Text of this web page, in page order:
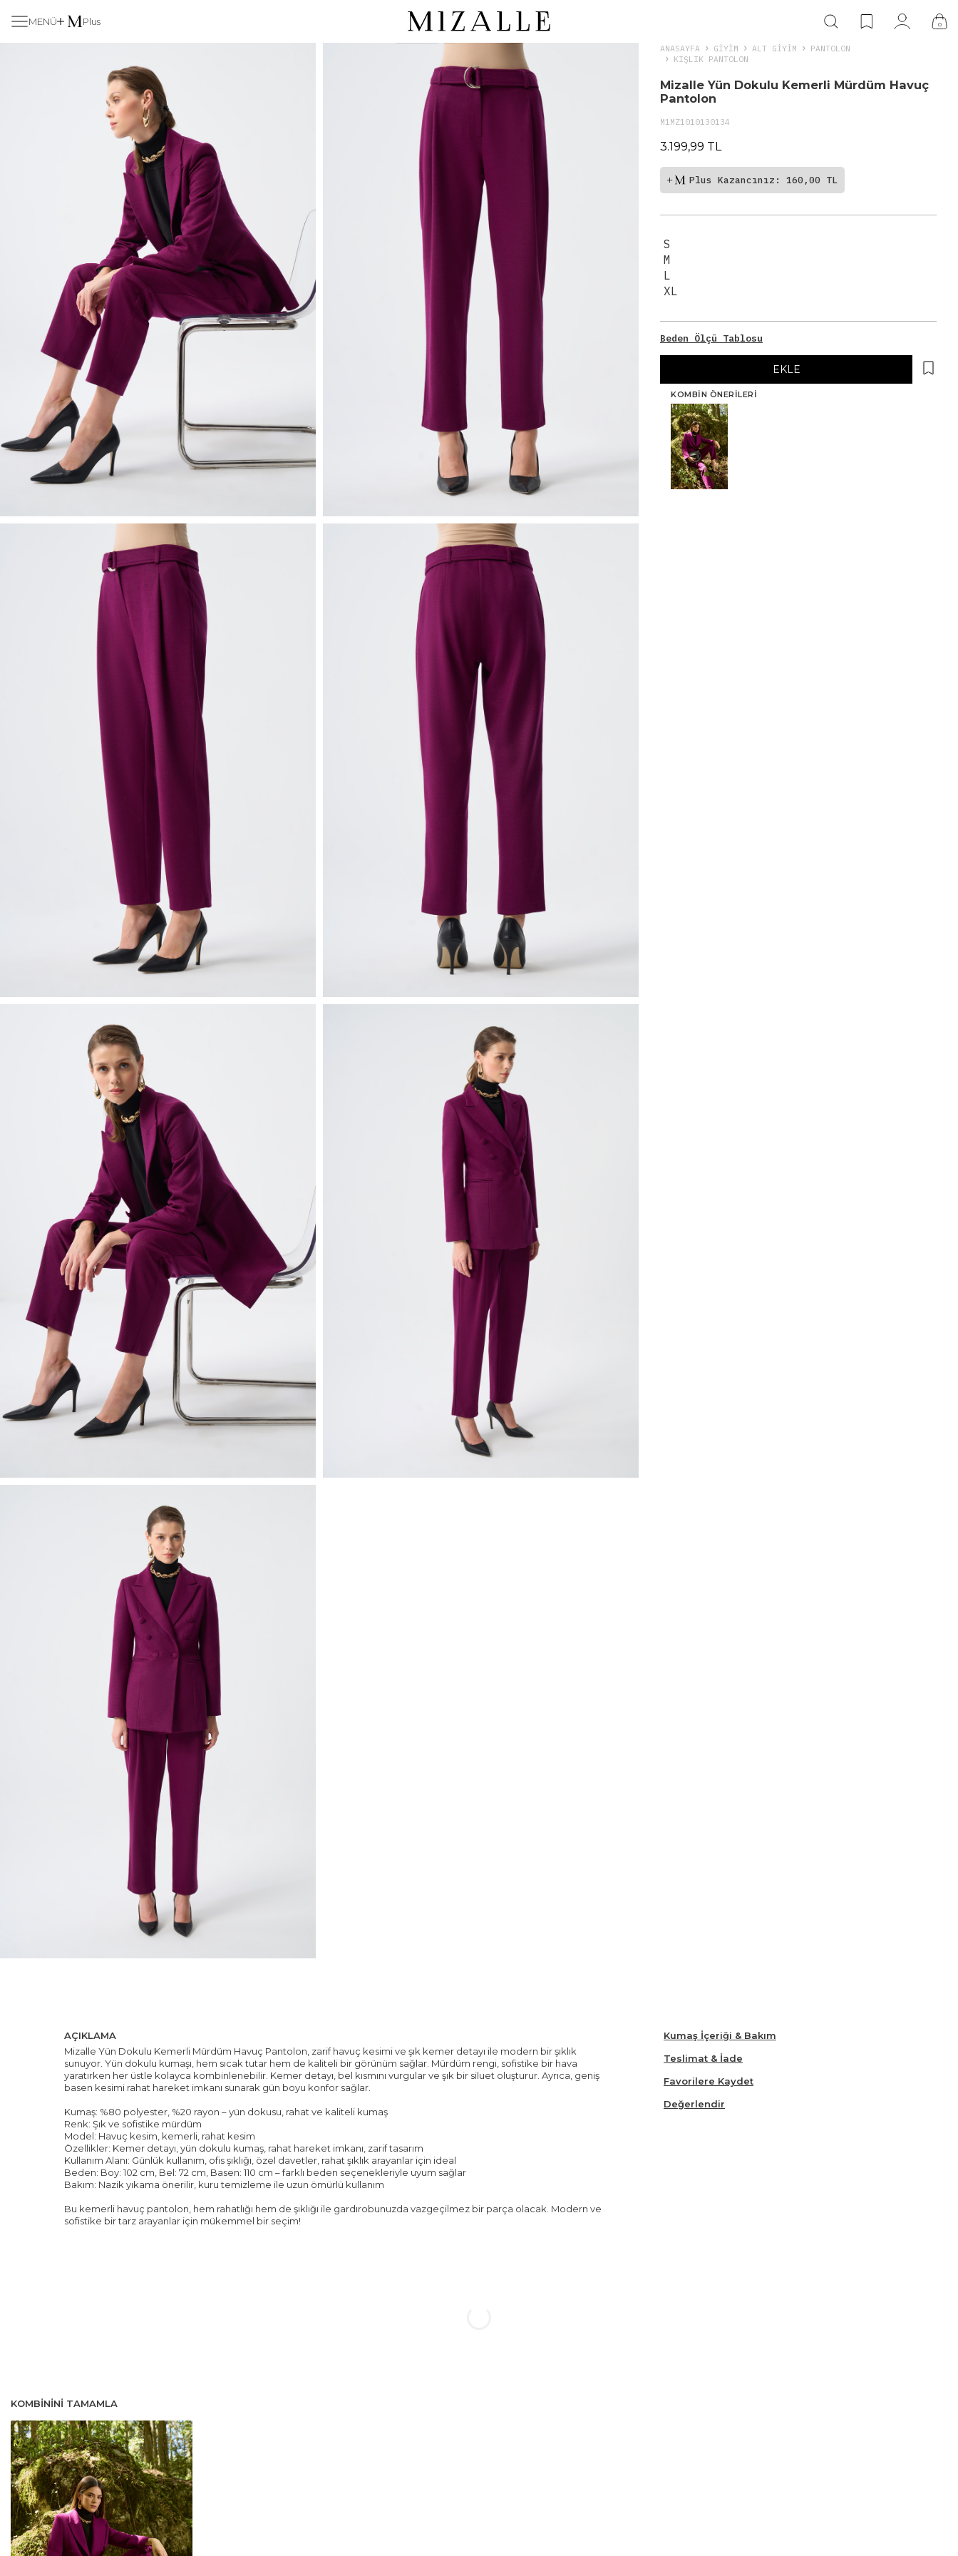
MENÜ Plus 0
ANASAYFA GIYIM ALT GİYİM
PANTOLON
KIŞLIK PANTOLON
Mizalle Yün Dokulu Kemerli Mürdüm Havuç
Pantolon
M1MZ1010130134
3.199,99 TL
Plus Kazancınız: 160,00 TL
S
M
L
XL
Beden Ölçü Tablosu
EKLE
KOMBIN ÖNERILERI
AÇIKLAMA
Mizalle Yün Dokulu Kemerli Mürdüm Havuç Pantolon, zarif havuç kesimi ve şık kemer detayı ile modern bir şıklık
sunuyor. Yün dokulu kumaşı, hem sıcak tutar hem de kaliteli bir görünüm sağlar. Mürdüm rengi, sofistike bir hava
yaratırken her üstle kolayca kombinlenebilir. Kemer detayı, bel kısmını vurgular ve şık bir siluet oluşturur. Ayrıca, geniş
basen kesimi rahat hareket imkanı sunarak gün boyu konfor sağlar.
Kumaş: %80 polyester, %20 rayon – yün dokusu, rahat ve kaliteli kumaş
Renk: Şık ve sofistike mürdüm
Model: Havuç kesim, kemerli, rahat kesim
Özellikler: Kemer detayı, yün dokulu kumaş, rahat hareket imkanı, zarif tasarım
Kullanım Alanı: Günlük kullanım, ofis şıklığı, özel davetler, rahat şıklık arayanlar için ideal
Beden: Boy: 102 cm, Bel: 72 cm, Basen: 110 cm – farklı beden seçenekleriyle uyum sağlar
Bakım: Nazik yıkama önerilir, kuru temizleme ile uzun ömürlü kullanım
Bu kemerli havuç pantolon, hem rahatlığı hem de şıklığı ile gardırobunuzda vazgeçilmez bir parça olacak. Modern ve
sofistike bir tarz arayanlar için mükemmel bir seçim!
Kumaş İçeriği & Bakım
Teslimat & İade
Favorilere Kaydet
Değerlendir
KOMBININI TAMAMLA